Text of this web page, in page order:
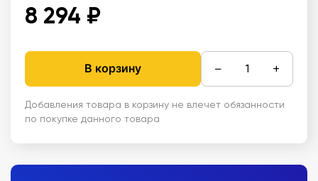
8 294 ₽
В корзину − +
Добавления товара в корзину не влечет обязанности
по покупке данного товара